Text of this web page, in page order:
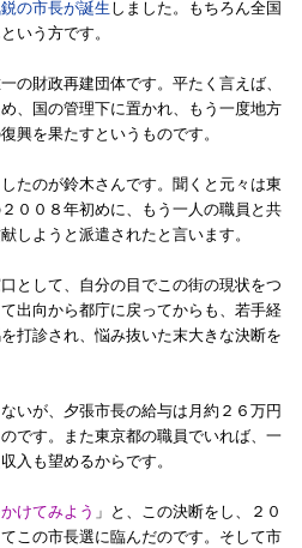
の市長が誕生 しました。もちろん全国
いう方です。
の財政再建団体です。平たく言えば、
、国の管理下に置かれ、もう一度地方
興を果たすというものです。
たのが鈴木さんです。聞くと元々は東
００８年初めに、もう一人の職員と共
しようと派遣されたと言います。
として、自分の目でこの街の現状をつ
出向から都庁に戻ってからも、若手経
打診され、悩み抜いた末大きな決断を
いが、夕張市長の給与は月約２６万円
です。また東京都の職員でいれば、一
入も望めるからです。
けてみよう 」と、この決断をし、２０
この市長選に臨んだのです。そして市